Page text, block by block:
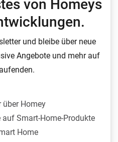
von Homeys
und bleibe über neue
Angebote und mehr auf
über Homey
Smart-Home-Produkte
Home